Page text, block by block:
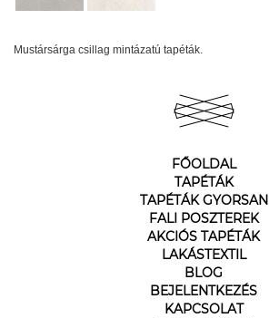
Mustársárga csillag mintázatú tapéták.
FŐOLDAL
TAPÉTÁK
TAPÉTÁK GYORSAN
FALI POSZTEREK
AKCIÓS TAPÉTÁK
LAKÁSTEXTIL
BLOG
BEJELENTKEZÉS
KAPCSOLAT